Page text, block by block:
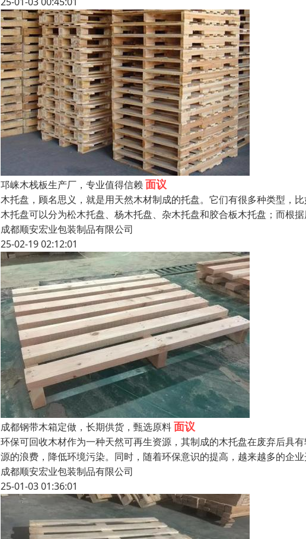
邛崃木栈板生产厂，专业值得信赖 面议
木托盘，顾名思义，就是用天然木材制成的托盘。它们有很多种类型，
木托盘可以分为松木托盘、杨木托盘、杂木托盘和胶合板木托盘；而根
成都顺安宏业包装制品有限公司
25-02-19 02:12:01
成都钢带木箱定做，长期供货，甄选原料面议
环保可回收木材作为一种天然可再生资源，其制成的木托盘在废弃后具
源的浪费，降低环境污染。同时，随着环保意识的提高，越来越多的企
成都顺安宏业包装制品有限公司
25-01-03 01:36:01